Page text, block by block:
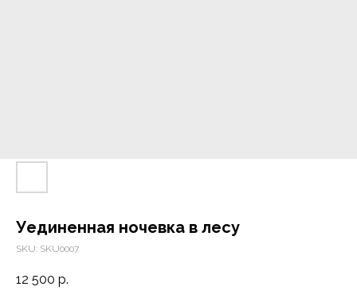
Уединенная ночевка в лесу
SKU: SKU0007
12 500 р.